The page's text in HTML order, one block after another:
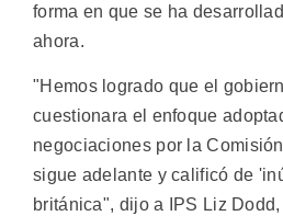
forma en que se ha
ahora.
"Hemos logrado que el
cuestionara el enfoque
negociaciones por la
sigue adelante y calificó de
británica", dijo a IPS Liz